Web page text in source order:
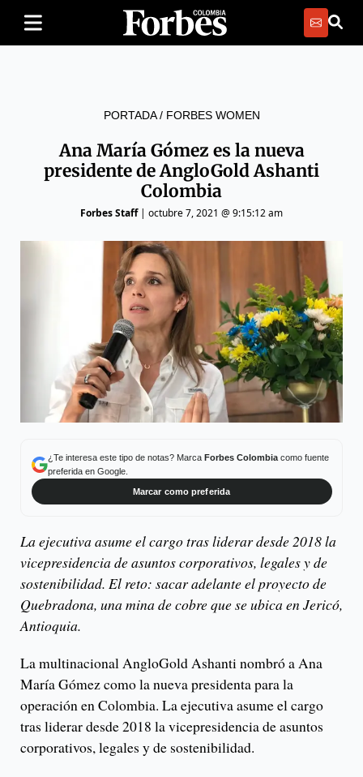
PORTADA/ FORBES WOMEN
Ana María Gómez es la nueva
presidente de AngloGold Ashanti
Colombia
Forbes Staff| octubre 7, 2021 @ 9:15:12 am
¿Te interesa este tipo de notas? Marca Forbes Colombiacomo fuente
preferida en Google.
Marcar como preferida
La ejecutiva asume el cargo tras liderar desde 2018 la
vicepresidencia de asuntos corporativos, legales y de
sostenibilidad. El reto: sacar adelante el proyecto de
Quebradona, una mina de cobre que se ubica en Jericó,
Antioquia.
La multinacional AngloGold Ashanti nombró a Ana
María Gómez como la nueva presidenta para la
operación en Colombia. La ejecutiva asume el cargo
tras liderar desde 2018 la vicepresidencia de asuntos
corporativos, legales y de sostenibilidad.